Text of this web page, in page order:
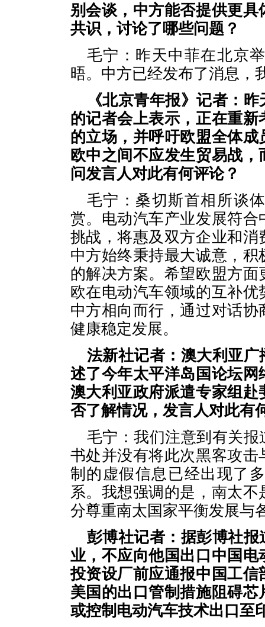
别会谈，中方能否提供更
共识，讨论了哪些问题？
毛宁：昨天中菲在北京
晤。中方已经发布了消息，
《北京青年报》记者：
的记者会上表示，正在重
的立场，并呼吁欧盟全体
欧中之间不应发生贸易战
问发言人对此有何评论？
毛宁：桑切斯首相所谈
赏。电动汽车产业发展符
挑战，将惠及双方企业和
中方始终秉持最大诚意，
的解决方案。希望欧盟方
欧在电动汽车领域的互补
中方相向而行，通过对话
健康稳定发展。
法新社记者：澳大利亚
述了今年太平洋岛国论坛
澳大利亚政府派遣专家组
否了解情况，发言人对此有
毛宁：我们注意到有关
书处并没有将此次黑客攻
制的虚假信息已经出现了
系。我想强调的是，南太
分尊重南太国家平衡发展与
彭博社记者：据彭博社
业，不应向他国出口中国
投资设厂前应通报中国工
美国的出口管制措施阻碍
或控制电动汽车技术出口至